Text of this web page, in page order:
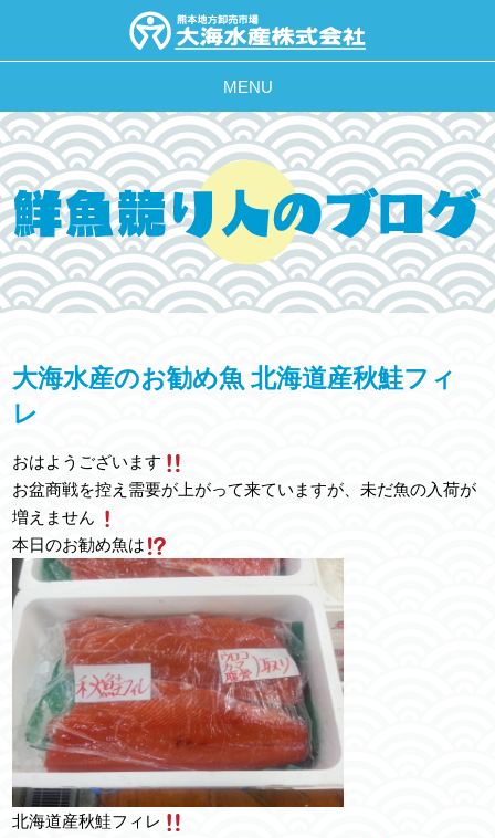
MENU
大海水産のお勧め魚 北海道産秋鮭フィ
レ
おはようございます
お盆商戦を控え需要が上がって来ていますが、未だ魚の入荷が
増えません
本日のお勧め魚は
北海道産秋鮭フィレ